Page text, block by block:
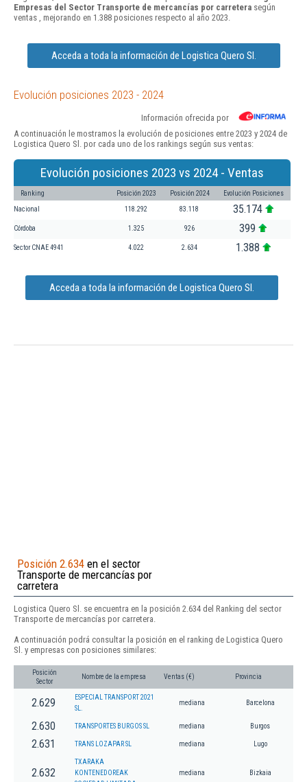
Empresas del Sector Transporte de mercancías por carretera según
ventas , mejorando en 1.388 posiciones respecto al año 2023.
Acceda a toda la información de Logistica Quero Sl.
Evolución posiciones 2023 - 2024
Información ofrecida por
A continuación le mostramos la evolución de posiciones entre 2023 y 2024 de
Logistica Quero Sl. por cada uno de los rankings según sus ventas:
Evolución posiciones 2023 vs 2024 - Ventas
Ranking Posición 2023 Posición 2024 Evolución Posiciones
Nacional 118.292 83.118 35.174
Córdoba 1.325 926 399
Sector CNAE 4941 4.022 2.634 1.388
Acceda a toda la información de Logistica Quero Sl.
Posición 2.634 en el sector
Transporte de mercancías por
carretera
Logistica Quero Sl. se encuentra en la posición 2.634 del Ranking del sector
Transporte de mercancías por carretera.
A continuación podrá consultar la posición en el ranking de Logistica Quero
Sl. y empresas con posiciones similares:
Posición
Sector
Nombre de la empresa Ventas (€) Provincia
2.629
ESPECIAL TRANSPORT 2021
SL.
mediana Barcelona
2.630 TRANSPORTES BURGOS SL mediana Burgos
2.631 TRANS LOZAPAR SL mediana Lugo
2.632
TXARAKA
KONTENEDOREAK
mediana Bizkaia